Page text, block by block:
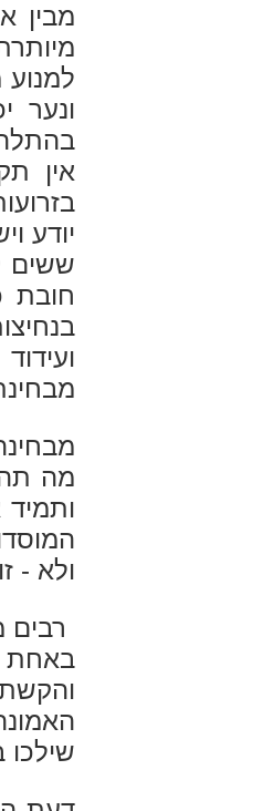
מבין
ונער
אין
יודע
ששים
חובת
מה
ולא -
באחת